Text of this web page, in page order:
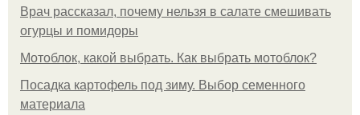
Врач рассказал, почему нельзя в салате смешивать
огурцы и помидоры
Мотоблок, какой выбрать. Как выбрать мотоблок?
Посадка картофель под зиму. Выбор семенного
материала